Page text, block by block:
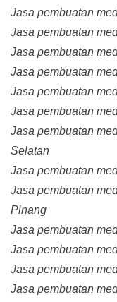
Jasa pembuatan
Jasa pembuatan
Jasa pembuatan
Jasa pembuatan
Jasa pembuatan
Jasa pembuatan
Jasa pembuatan
Selatan
Jasa pembuatan
Jasa pembuatan
Pinang
Jasa pembuatan
Jasa pembuatan
Jasa pembuatan
Jasa pembuatan